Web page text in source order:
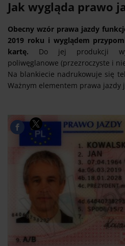
Jak wygląda prawo
Obecny wzór prawa jazdy
2019 roku i wyglądem
kartę. Do jej produkcji
poliwęglanowe (przezroczyste i
Na blankiecie nadrukowuje się
Ważnym elementem prawa jazdy